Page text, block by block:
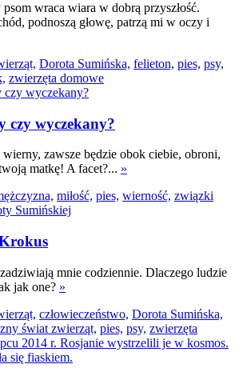
wraca wiara w dobrą przyszłość.
podnoszą głowę, patrzą mi w oczy i
Dorota Sumińska, felieton, pies, psy,
zwierzęta domowe
czy wyczekany?
wierny, zawsze będzie obok ciebie, obroni,
matkę! A facet?... »
miłość, pies, wierność, związki
mnie codziennie. Dlaczego ludzie
jak one? »
człowieczeństwo, Dorota Sumińska,
świat zwierząt, pies, psy, zwierzęta